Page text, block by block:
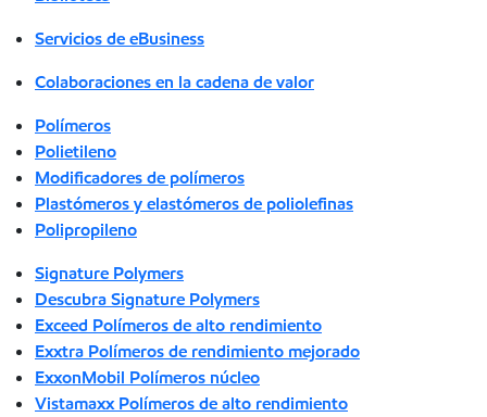
Servicios de eBusiness
Colaboraciones en la cadena de valor
Polímeros
Polietileno
Modificadores de polímeros
Plastómeros y elastómeros de poliolefinas
Polipropileno
Signature Polymers
Descubra Signature Polymers
Exceed Polímeros de alto rendimiento
Exxtra Polímeros de rendimiento mejorado
ExxonMobil Polímeros núcleo
Vistamaxx Polímeros de alto rendimiento